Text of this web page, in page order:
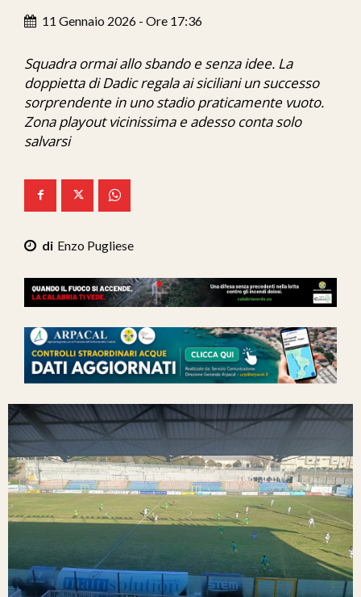
Sanità
Economia
Ita-Mondo
C7 Play
We Calabria
Mix Zone
11 Gennaio 2026 - Ore 17:36
Squadra ormai allo sbando e senza idee. La
doppietta di Dadic regala ai siciliani un successo
sorprendente in uno stadio praticamente vuoto.
Zona playout vicinissima e adesso conta solo
salvarsi
Enzo Pugliese